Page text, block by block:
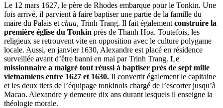
Le 12 mars 1627, le père de Rhodes embarque pour le Tonkin. Une
fois arrivé, il parvient à faire baptiser une partie de la famille du
maire du Palais et chua, Trinh Trang. Il fait également construire la
première église du Tonkin près de Thanh Hoa. Toutefois, les
religieux se retrouvent vite en opposition avec le culture polygame
locale. Aussi, en janvier 1630, Alexandre est placé en résidence
surveillée avant d’être banni en mai par Trinh Trang. Le
missionnaire a malgré tout réussi à baptiser près de sept mille
vietnamiens entre 1627 et 1630. Il convertit également le capitaine
et les deux tiers de l’équipage tonkinois chargé de l’escorter jusqu’à
Macao. Alexandre y demeure dix ans durant lesquels il enseigne la
théologie morale.